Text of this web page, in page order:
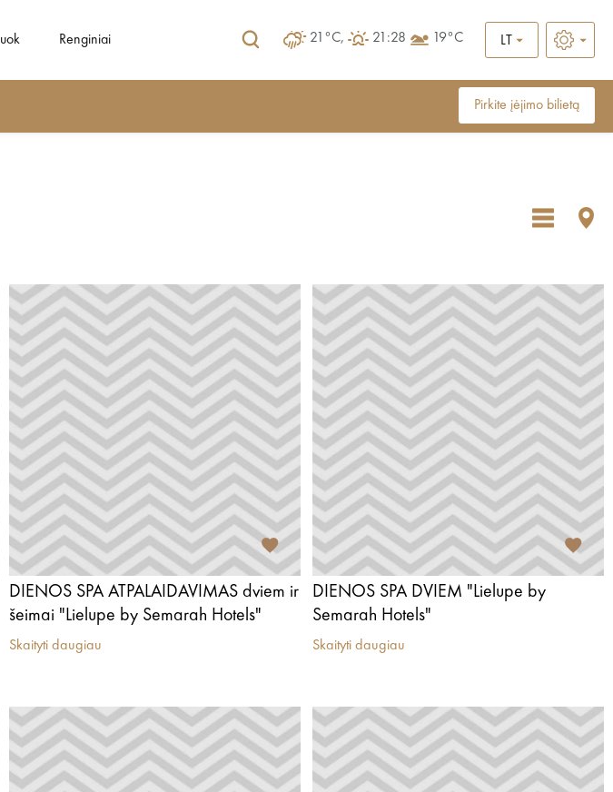
Renginiai 21°C, 21:28 19°C LT
Pirkite įėjimo bilietą
DIENOS SPA ATPALAIDAVIMAS dviem ir
šeimai "Lielupe by Semarah Hotels"
Skaityti daugiau
DIENOS SPA DVIEM "Lielupe by
Semarah Hotels"
Skaityti daugiau